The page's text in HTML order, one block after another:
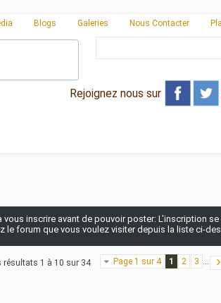
Blogs Galeries Nous Contacter
Rejoignez nous sur
inscrire avant de pouvoir poster: L'inscription
le forum que vous voulez visiter depuis la liste ci-
Page 1 sur 4 1 2 3 ...
résultats 1 à 10 sur 34